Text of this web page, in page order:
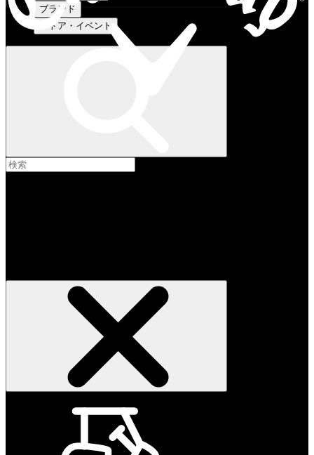
ブランド
ストア・イベント